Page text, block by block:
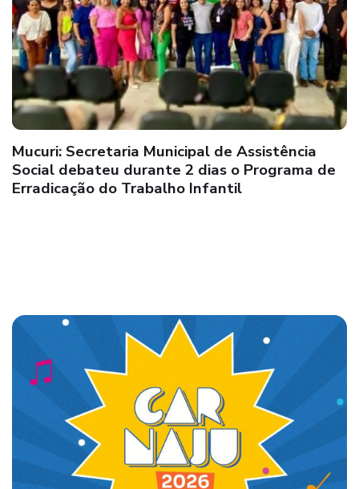
Mucuri: Prefeitura, BNB, ACE e agricultores se
reúnem para viabilização de novos créditos
para produtores rurais do município